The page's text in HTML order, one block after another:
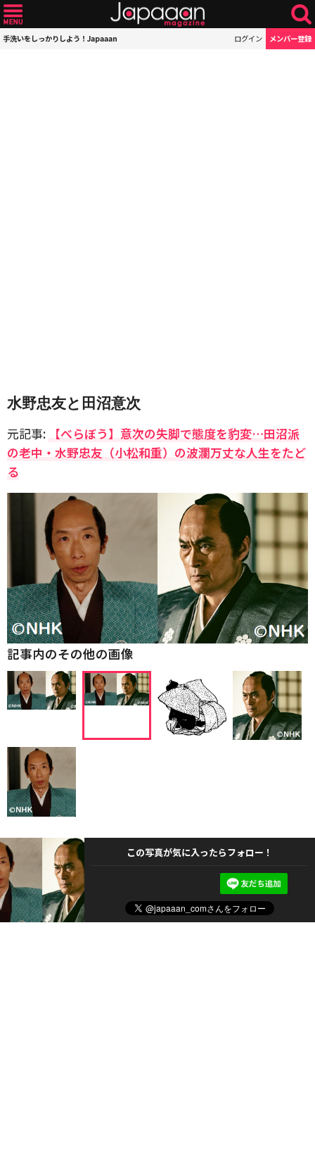
手洗いをしっかりしよう！Japaaan ログイン メンバー登録
水野忠友と田沼意次
元記事: 【べらぼう】意次の失脚で態度を豹変…田沼派
の老中・水野忠友（小松和重）の波瀾万丈な人生をたど
る
記事内のその他の画像
この写真が気に入ったらフォロー！